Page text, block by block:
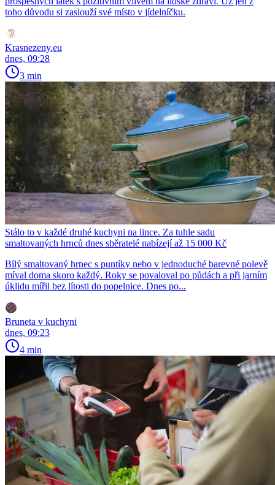
toho důvodu si zaslouží své místo v jídelníčku.
Krasnezeny.eu
dnes, 09:28
3 min
Stálo to v každé druhé kuchyni na lince. Za tuhle sadu
smaltovaných hrnců dnes sběratelé nabízejí až 15 000 Kč
Bílý smaltovaný hrnec s puntíky nebo v jednoduché barevné polevě
míval doma skoro každý. Roky se povaloval po půdách a při jarním
úklidu mířil bez lítosti do popelnice. Dnes po...
Bruneta v kuchyni
dnes, 09:23
4 min